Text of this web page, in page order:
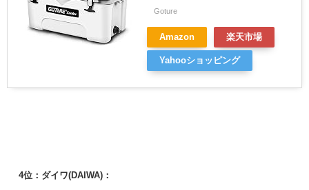
Goture
Amazon 楽天市場
Yahooショッピング
4位：ダイワ(DAIWA)：